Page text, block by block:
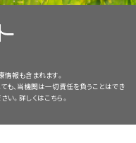
報も含まれます。
も、当機関は一切責任を負うことはでき
い。詳しくはこちら。